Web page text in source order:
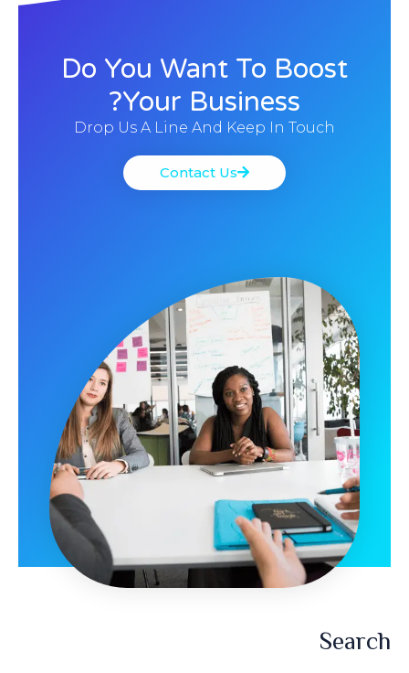
Do You Want To Boost
Your Business?
Drop Us A Line And Keep In Touch
Contact Us
Search